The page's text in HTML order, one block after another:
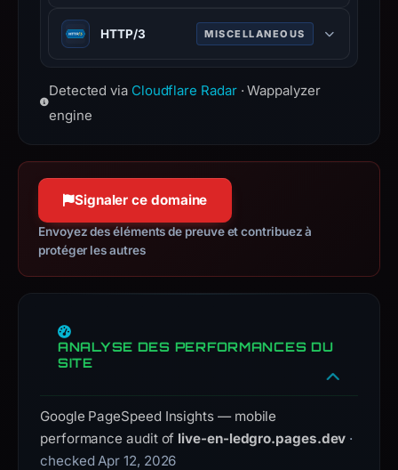
Ledger.
Infrastructure
may
collection.
This
report
time-
not
guarantee.
Avoid
interacting
Web infrastructure and security
company providing CDN, DDoS
www.cloudflare.com
HTTP/3 MISCELLANEOUS
Third major version of HTTP
protocol, built on QUIC for faster,
Detected via Cloudflare Radar· Wappalyzer
engine
Signaler ce domaine
Envoyez des éléments de preuve et contribuez à
protéger les autres
ANALYSE DES PERFORMANCES DU
SITE
Google PageSpeed Insights — mobile
performance audit of live-en-ledgro.pages.dev ·
checked Apr 12, 2026